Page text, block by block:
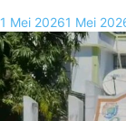
1 Mei 20261 Mei